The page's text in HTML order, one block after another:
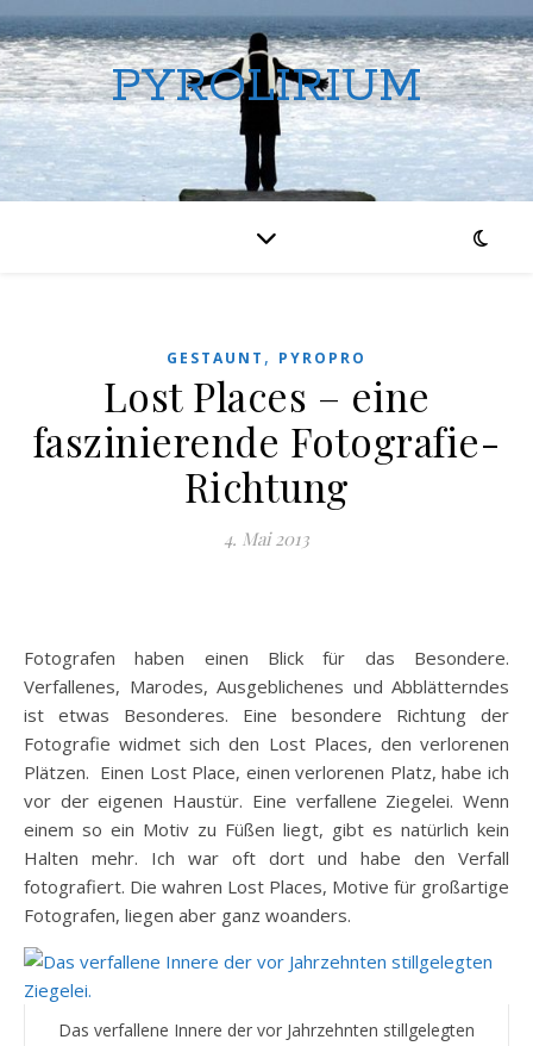
PYROLIRIUM
GESTAUNT , PYROPRO
Lost Places – eine
faszinierende Fotografie-
Richtung
4. Mai 2013
Fotografen haben einen Blick für das Besondere.
Verfallenes, Marodes, Ausgeblichenes und Abblätterndes
ist etwas Besonderes. Eine besondere Richtung der
Fotografie widmet sich den Lost Places, den verlorenen
Plätzen. Einen Lost Place, einen verlorenen Platz, habe ich
vor der eigenen Haustür. Eine verfallene Ziegelei. Wenn
einem so ein Motiv zu Füßen liegt, gibt es natürlich kein
Halten mehr. Ich war oft dort und habe den Verfall
fotografiert. Die wahren Lost Places, Motive für großartige
Fotografen, liegen aber ganz woanders.
Das verfallene Innere der vor Jahrzehnten stillgelegten